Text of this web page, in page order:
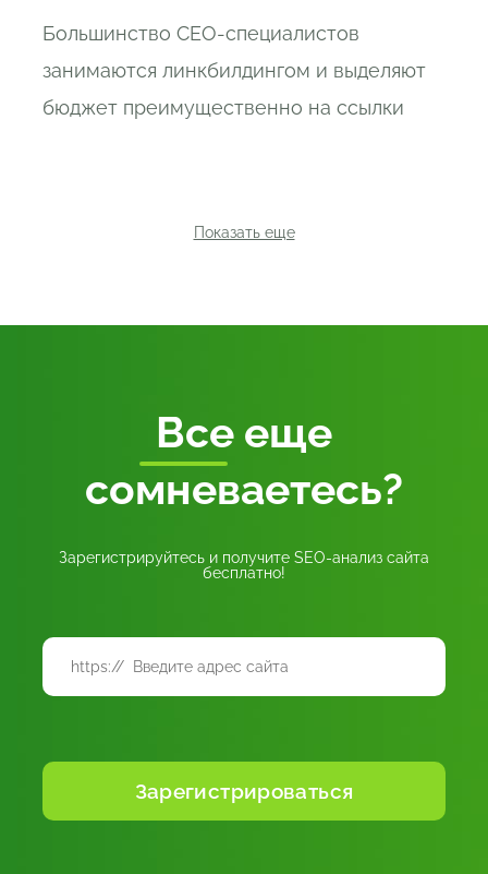
Большинство СЕО-специалистов
занимаются линкбилдингом и выделяют
бюджет преимущественно на ссылки
Показать еще
Все еще
сомневаетесь?
Зарегистрируйтесь и получите SEO-анализ сайта
бесплатно!